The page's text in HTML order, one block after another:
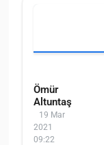
Ömür
Altuntaş
19 Mar
2021
09:22